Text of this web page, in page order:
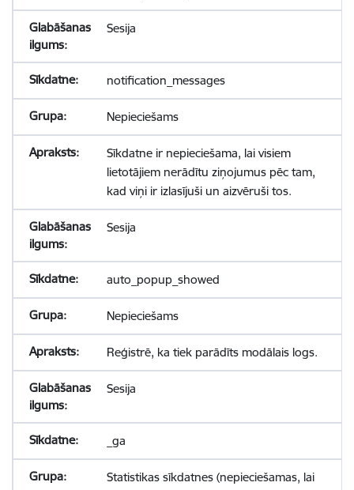
Sesija
notification_messages
Nepieciešams
Sīkdatne ir nepieciešama, lai visiem
lietotājiem nerādītu ziņojumus pēc tam,
kad viņi ir izlasījuši un aizvēruši tos.
Sesija
auto_popup_showed
Nepieciešams
Reģistrē, ka tiek parādīts modālais logs.
Sesija
_ga
Statistikas sīkdatnes (nepieciešamas, lai